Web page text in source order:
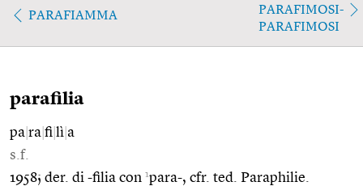
PARAFIAMMA
PARAFIMOSI-
PARAFIMOSI
parafilia
pa ra fi lì a
s.f.
1958; der. di -filia con 1para-, cfr. ted. Paraphilie.